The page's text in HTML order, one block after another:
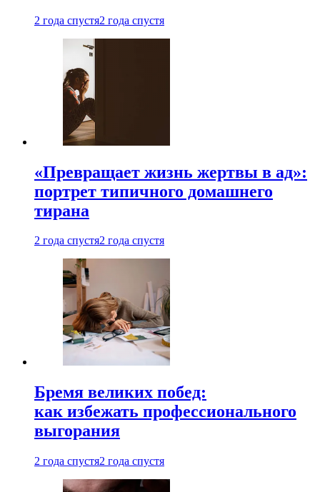
2 года спустя2 года спустя
«Превращает жизнь жертвы в ад»:
портрет типичного домашнего
тирана
2 года спустя2 года спустя
Бремя великих побед:
как избежать профессионального
выгорания
2 года спустя2 года спустя